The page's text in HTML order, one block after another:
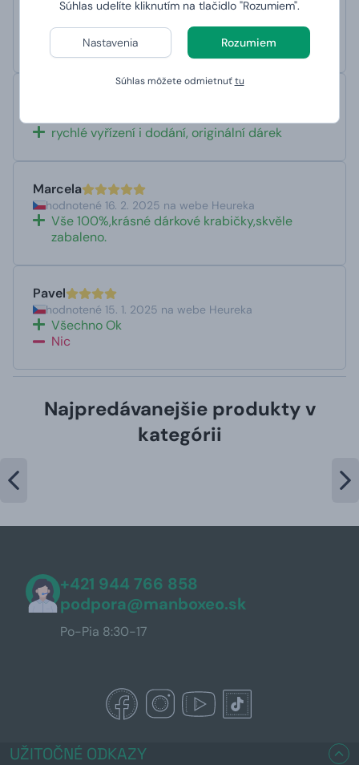
Súhlas udelíte kliknutím na tlačidlo "Rozumiem".
Nastavenia Rozumiem
Súhlas môžete odmietnuťtu
hodnotené 14. 4. 2025 na webe Heureka
objednávka, dodanie vrátane terminov - tip top.
Všetko v priadku.
rychlé vyřízení i dodání, originální dárek
Marcela
hodnotené 16. 2. 2025 na webe Heureka
Vše 100%,krásné dárkové krabičky,skvěle
zabaleno.
Pavel
hodnotené 15. 1. 2025 na webe Heureka
Všechno Ok
Nic
Najpredávanejšie produkty v
kategórii
+421 944 766 858
podpora@manboxeo.sk
Po-Pia 8:30-17
UŽITOČNÉ ODKAZY